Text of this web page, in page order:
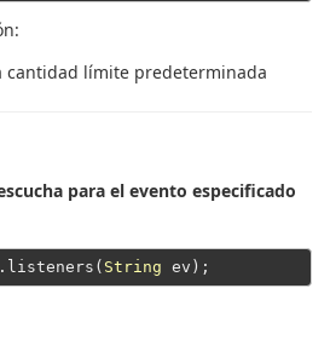
cantidad límite predeterminada
para el evento especificado
String